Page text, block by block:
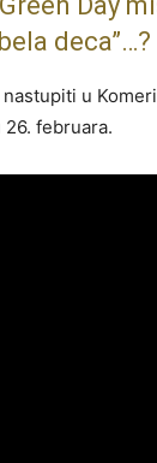
deca”…?
u
februara.